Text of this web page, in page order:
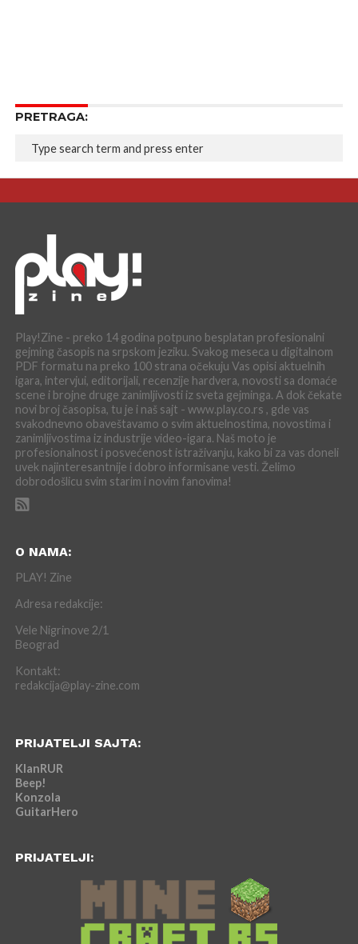
PRETRAGA:
Play!Zine - preko 14 godina potpuno besplatan profesionalni
gejming časopis na srpskom jeziku. Svakog meseca u digitalnom
PDF formatu na preko 100 strana očekuju Vas opisi aktuelnih
igara, intervjui, editorijali, recenzije hardvera, novosti sa domaće
scene i brojne druge zanimljivosti iz sveta gejminga. A dok čekate
novi broj časopisa, tu je i naš sajt - www.play.co.rs , gde vas
svakodnevno obaveštavamo o svim aktuelnostima, novostima i
zanimljivostima iz industrije video-igara. Naš moto je
profesionalnost i posvećenost istraživanju, kako bi za vas doneli
uvek najinteresantnije i dobro informisane vesti. Želimo
dobrodošlicu svim starim i novim fanovima!
O NAMA:
PLAY! Zine
Adresa redakcije:
Vele Nigrinove 2/1
Beograd
Kontakt:
redakcija@play-zine.com
PRIJATELJI SAJTA:
KlanRUR
Beep!
Konzola
GuitarHero
PRIJATELJI: